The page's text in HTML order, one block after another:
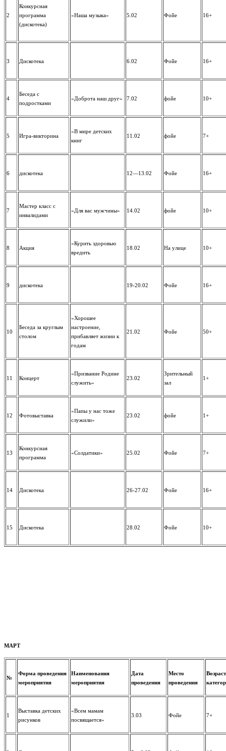
2
Конкурсная
программа
(дискотека)
«Наша музыка» 5.02 Фойе 16+
3 Дискотека 6.02 Фойе 16+
4
Беседа с
подростками
«Доброта наш друг» 7.02 фойе 10+
5 Игра-викторина
«В мире детских
книг
11.02 фойе 7+
6 дискотека 12—13.02 Фойе 16+
7
Мастер класс с
инвалидами
«Для вас мужчины» 14.02 фойе 10+
8 Акция
«Курить здоровью
вредить
18.02 На улице 10+
9 дискотека 19-20.02 Фойе 16+
10
Беседа за круглым
столом
«Хорошее
настроение,
прибавляет жизни к
годам
21.02 Фойе 50+
11 Концерт
«Призвание Родине
служить»
23.02
Зрительный
зал
1+
12 Фотовыставка
«Папы у нас тоже
служили»
23.02 фойе 1+
13
Конкурсная
программа
«Солдатики» 25.02 Фойе 7+
14 Дискотека 26-27.02 Фойе 16+
15 Дискотека 28.02 Фойе 10+
МАРТ
№
Форма проведения
мероприятия
Наименования
мероприятия
Дата
проведения
Место
проведения
1
Выставка детских
рисунков
«Всем мамам
посвящается»
3.03 Фойе 7+